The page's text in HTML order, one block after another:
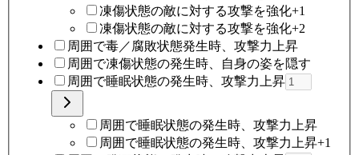
凍傷状態の敵に対する攻撃を強化+1
凍傷状態の敵に対する攻撃を強化+2
周囲で毒／腐敗状態発生時、攻撃力上昇
周囲で凍傷状態の発生時、自身の姿を隠す
周囲で睡眠状態の発生時、攻撃力上昇
周囲で睡眠状態の発生時、攻撃力上昇
周囲で睡眠状態の発生時、攻撃力上昇+1